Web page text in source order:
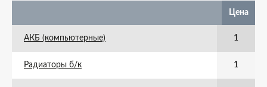
Цена
АКБ (компьютерные) 1
Радиаторы б/к 1